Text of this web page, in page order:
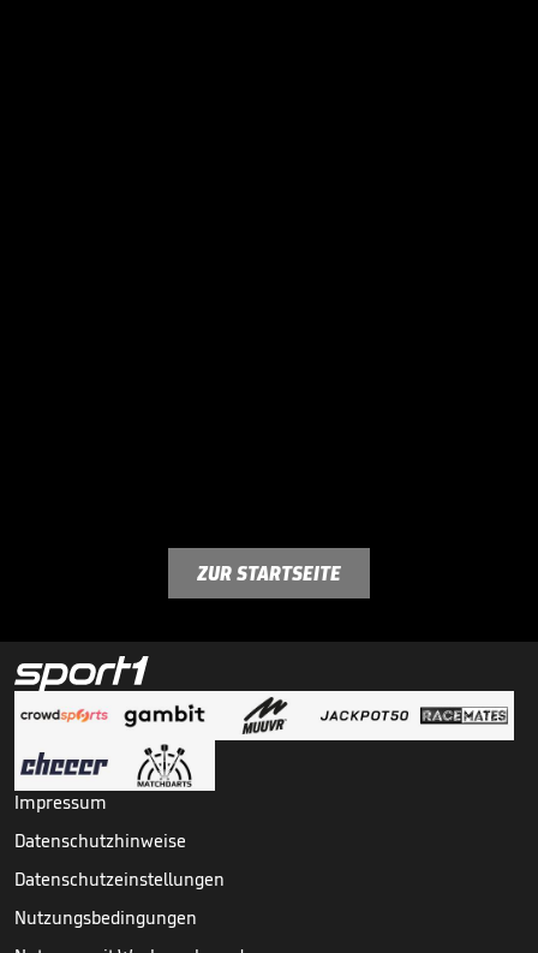
ZUR STARTSEITE
Impressum
Datenschutzhinweise
Datenschutzeinstellungen
Nutzungsbedingungen